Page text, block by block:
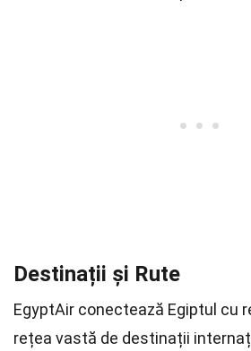
Destinații și Rute
EgyptAir conectează Egiptul cu
rețea vastă de destinații